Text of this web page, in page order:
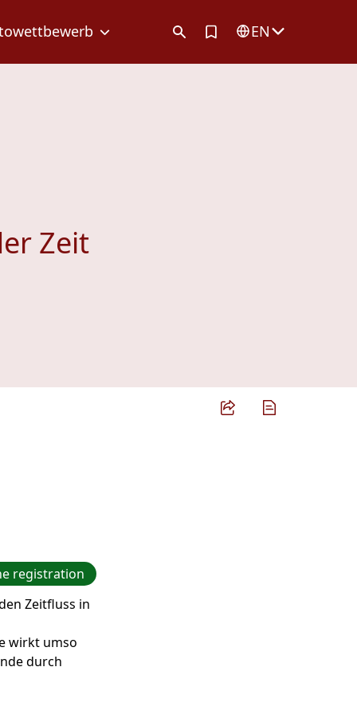
Artikel in Merkliste
EN
Zeit
registration
Zeitfluss in
wirkt umso
durch